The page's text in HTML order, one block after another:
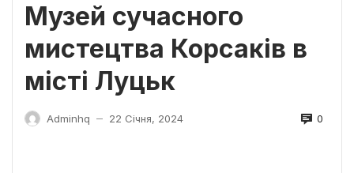
Музей сучасного
мистецтва Корсаків в
місті Луцьк
Adminhq — 22 Січня, 2024 0